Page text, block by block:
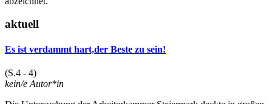
aktuell
Es ist verdammt hart,der Beste zu sein!
(S.4 - 4)
kein/e Autor*in